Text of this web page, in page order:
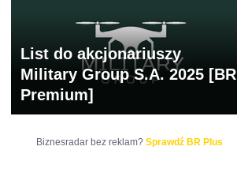
List do akcjonariuszy
Military Group S.A. 2025 [BR
Premium]
Biznesradar bez reklam? Sprawdź BR Plus